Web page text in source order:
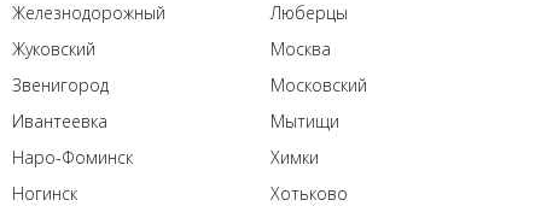
Железнодорожный
Жуковский
Звенигород
Ивантеевка
Люберцы
Москва
Московский
Мытищи
Наро-Фоминск
Ногинск
Химки
Хотьково